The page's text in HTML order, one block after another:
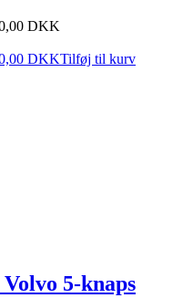
DKK
DKKTilføj til kurv
5‑knaps